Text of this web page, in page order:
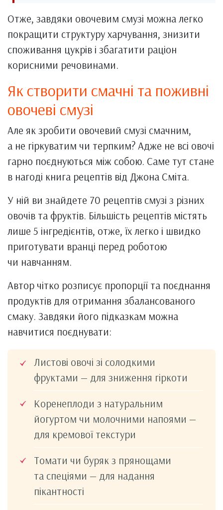
Отже, завдяки овочевим смузі можна легко
покращити структуру харчування, знизити
споживання цукрів і збагатити раціон
корисними речовинами.
Як створити смачні та поживні
овочеві смузі
Але як зробити овочевий смузі смачним,
а не гіркуватим чи терпким? Адже не всі овочі
гарно поєднуються між собою. Саме тут стане
в нагоді книга рецептів від Джона Сміта.
У ній ви знайдете 70 рецептів смузі з різних
овочів та фруктів. Більшість рецептів містять
лише 5 інгредієнтів, отже, їх легко і швидко
приготувати вранці перед роботою
чи навчанням.
Автор чітко розписує пропорції та поєднання
продуктів для отримання збалансованого
смаку. Завдяки його підказкам можна
навчитися поєднувати:
Листові овочі зі солодкими
фруктами — для зниження гіркоти
Коренеплоди з натуральним
йогуртом чи молочними напоями —
для кремової текстури
Томати чи буряк з прянощами
та спеціями — для надання
пікантності